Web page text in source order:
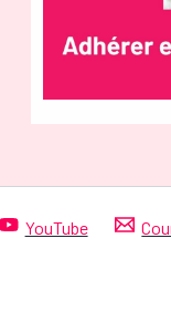
YouTube